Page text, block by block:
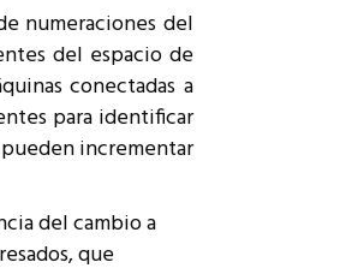
numeraciones del
del espacio de
conectadas a
para identificar
incrementar
del cambio a
que